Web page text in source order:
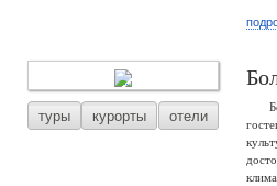
туры курорты отели